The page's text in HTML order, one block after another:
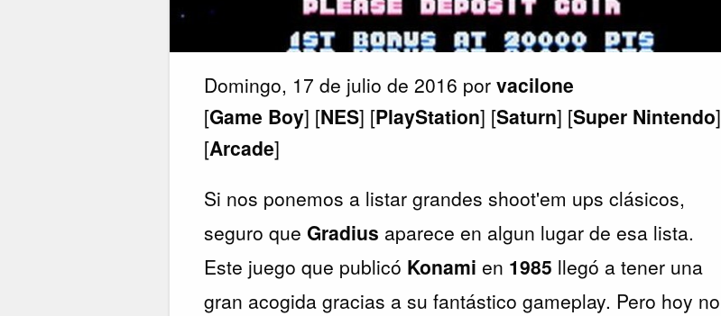
Domingo, 17 de julio de 2016 porvacilone
[Game Boy] [NES] [PlayStation] [Saturn] [Super Nintendo]
[Arcade]
Si nos ponemos a listar grandes shoot'em ups clásicos,
seguro que Gradius aparece en algun lugar de esa lista.
Este juego que publicó Konami en 1985 llegó a tener una
gran acogida gracias a su fantástico gameplay. Pero hoy no